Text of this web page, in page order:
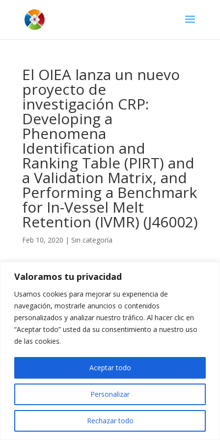
Valoramos tu privacidad
Usamos cookies para mejorar su experiencia de
navegación, mostrarle anuncios o contenidos
personalizados y analizar nuestro tráfico. Al hacer clic en
“Aceptar todo” usted da su consentimiento a nuestro uso
de las cookies.
Personalizar
Rechazar todo
Aceptar todo
El OIEA lanza un nuevo
proyecto de
investigación CRP:
Developing a
Phenomena
Identification and
Ranking Table (PIRT) and
a Validation Matrix, and
Performing a Benchmark
for In-Vessel Melt
Retention (IVMR) (J46002)
Feb 10, 2020 | Sin categoría
El OIEA está lanzando este nuevo proyecto al que las
entidades interesadas se podrían unir antes del
próximo15 de abril de 2020.
Tenéis toda la información disponible en el siguiente
enlace .